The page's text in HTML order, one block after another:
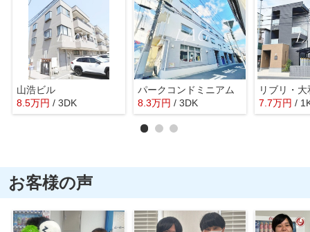
山浩ビル
8.5万円 / 3DK
パークコンドミニアム
8.3万円 / 3DK
リブリ・大
7.7万円 /
お客様の声